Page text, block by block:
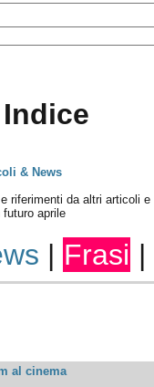
& News
riferimenti da altri articoli e
futuro aprile
| Frasi |
al cinema